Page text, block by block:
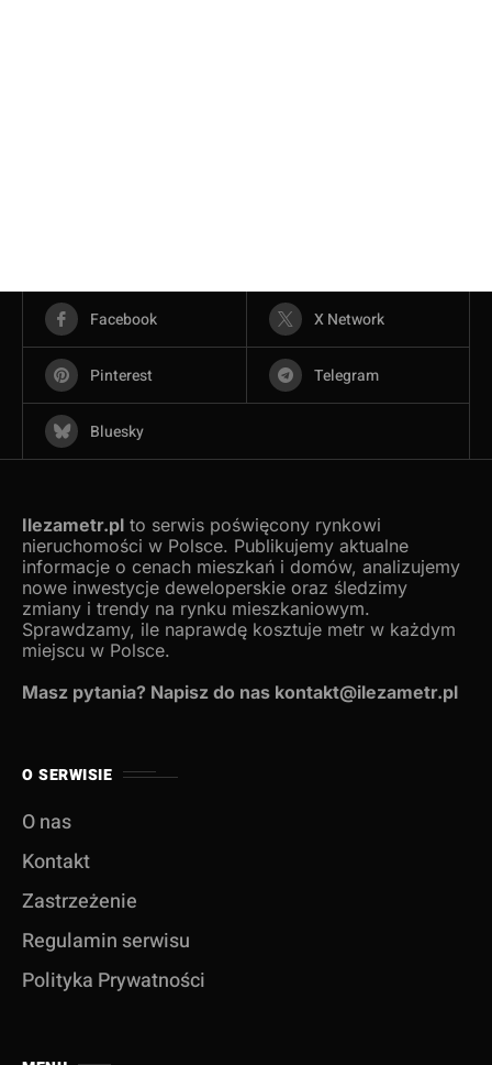
Facebook X Network
Pinterest Telegram
Bluesky
Ilezametr.pl to serwis poświęcony rynkowi
nieruchomości w Polsce. Publikujemy aktualne
informacje o cenach mieszkań i domów, analizujemy
nowe inwestycje deweloperskie oraz śledzimy
zmiany i trendy na rynku mieszkaniowym.
Sprawdzamy, ile naprawdę kosztuje metr w każdym
miejscu w Polsce.
Masz pytania? Napisz do nas kontakt@ilezametr.pl
O SERWISIE
O nas
Kontakt
Zastrzeżenie
Regulamin serwisu
Polityka Prywatności